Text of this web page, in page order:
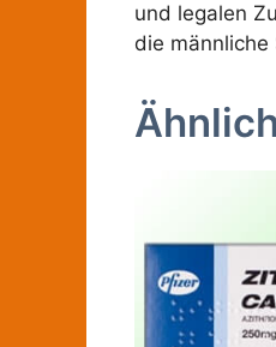
und legalen
die